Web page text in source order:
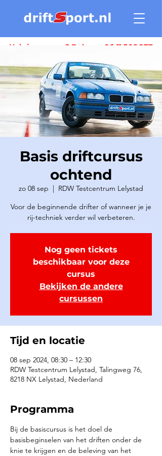
Heb je vragen ? Bel ons: 06 11 305 277
Basis driftcursus
ochtend
zo 08 sep
  |
RDW Testcentrum Lelystad
Voor de beginnende drifter of wanneer je je
rij-techniek verder wil verbeteren.
Nog geen tickets
beschikbaar voor deze
cursus
Bekijken de andere
cursussen
Tijd en locatie
08 sep 2024, 08:30 – 12:30
RDW Testcentrum Lelystad, Talingweg 76,
8218 NX Lelystad, Nederland
Programma
Bij de basiscursus is het doel de
basisbeginselen van het driften onder de
knie te krijgen en de beleving van het